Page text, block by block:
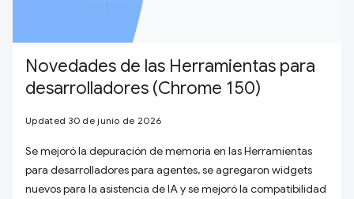
Novedades de las Herramientas para
desarrolladores (Chrome 150)
Updated 30 de junio de 2026
Se mejoró la depuración de memoria en las Herramientas
para desarrolladores para agentes, se agregaron widgets
nuevos para la asistencia de IA y se mejoró la compatibilidad